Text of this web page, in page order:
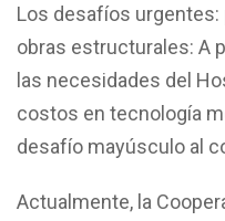
Los desafíos
obras estructurales: A
las necesidades del
costos en tecnología
desafío mayúsculo al
Actualmente, la